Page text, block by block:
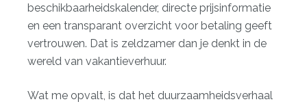
beschikbaarheidskalender, directe prijsinformatie
en een transparant overzicht voor betaling geeft
vertrouwen. Dat is zeldzamer dan je denkt in de
wereld van vakantieverhuur.
Wat me opvalt, is dat het duurzaamheidsverhaal